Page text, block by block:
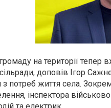
на території тепер
доповів Ігор
потреб життя села.
інспектора